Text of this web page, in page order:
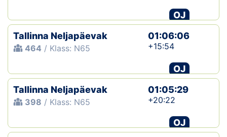
OJ
Tallinna Neljapäevak
464 / Klass: N65
01:06:06
+15:54
OJ
Tallinna Neljapäevak
398 / Klass: N65
01:05:29
+20:22
OJ